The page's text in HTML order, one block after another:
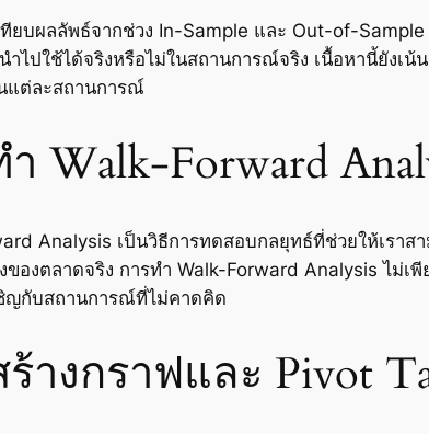
ทียบผลลัพธ์จากช่วง In-Sample และ Out-of-
ำไปใช้ได้จริงหรือไม่ในสถานการณ์จริง เนื้อหานี้ยังเ
แต่ละสถานการณ์
Walk-Forward
Analysis เป็นวิธีการทดสอบกลยุทธ์ที่ช่วยให้เรา
ของตลาดจริง การทำ Walk-Forward Analysis ไม่
ญกับสถานการณ์ที่ไม่คาดคิด
างกราฟและ Pivot